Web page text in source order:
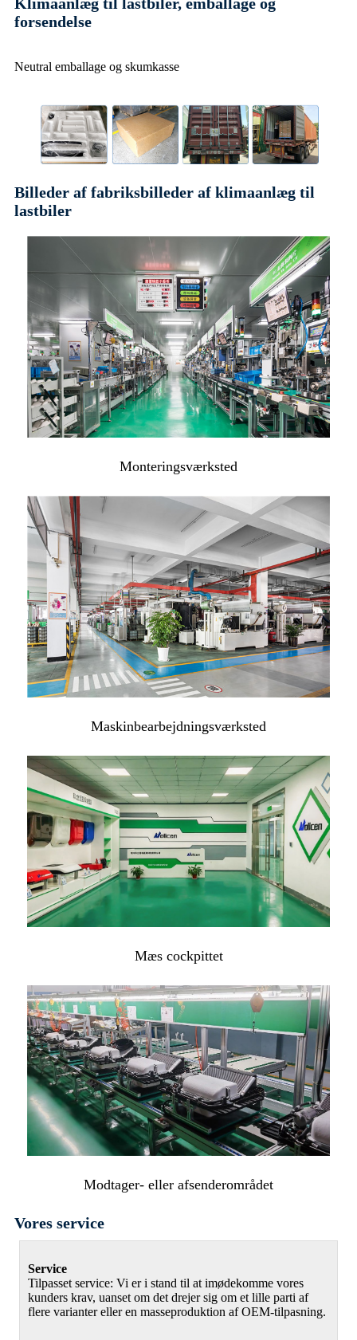
forsendelse
Neutral emballage og skumkasse
Billeder af fabriksbilleder af klimaanlæg til
lastbiler
Monteringsværksted
Maskinbearbejdningsværksted
Mæs cockpittet
Modtager- eller afsenderområdet
Vores service
Service
Tilpasset service: Vi er i stand til at imødekomme vores
kunders krav, uanset om det drejer sig om et lille parti af
flere varianter eller en masseproduktion af OEM-tilpasning.